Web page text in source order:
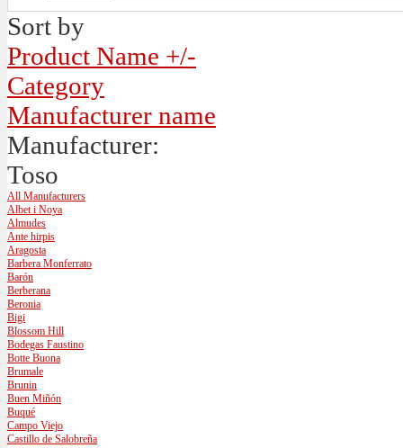
Sort by
Product Name +/-
Category
Manufacturer name
Manufacturer:
Toso
All Manufacturers
Albet i Noya
Almudes
Ante hirpis
Aragosta
Barbera Monferrato
Barón
Berberana
Beronia
Bigi
Blossom Hill
Bodegas Faustino
Botte Buona
Brumale
Brunin
Buen Miñón
Buqué
Campo Viejo
Castillo de Salobreña